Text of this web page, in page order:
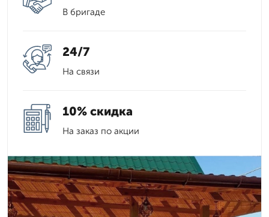
В бригаде
24/7
На связи
10% скидка
На заказ по акции